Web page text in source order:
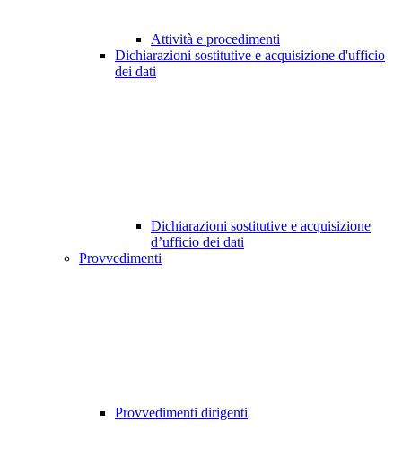
Attività e procedimenti
Dichiarazioni sostitutive e acquisizione d'ufficio
dei dati
Dichiarazioni sostitutive e acquisizione
d’ufficio dei dati
Provvedimenti
Provvedimenti dirigenti